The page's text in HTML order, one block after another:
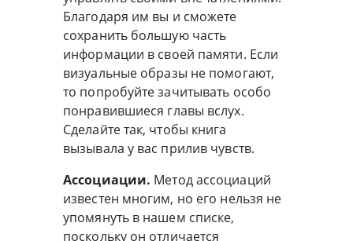
Благодаря им вы и сможете
сохранить большую часть
информации в своей памяти. Если
визуальные образы не помогают,
то попробуйте зачитывать особо
понравившиеся главы вслух.
Сделайте так, чтобы книга
вызывала у вас прилив чувств.
Ассоциации. Метод ассоциаций
известен многим, но его нельзя не
упомянуть в нашем списке,
поскольку он отличается